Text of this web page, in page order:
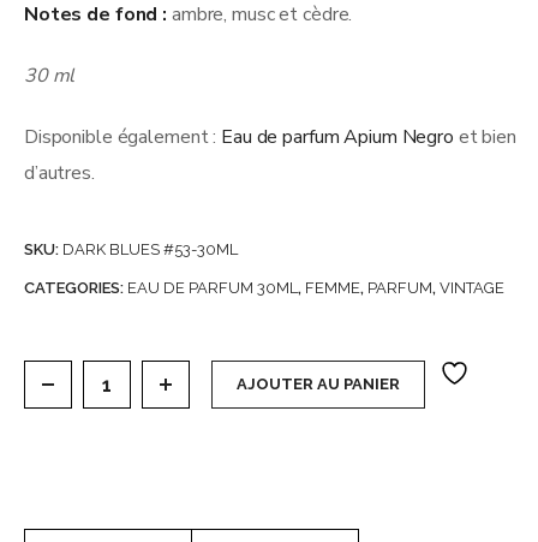
Notes de fond : ambre, musc et cèdre.
30 ml
Disponible également : Eau de parfum Apium Negro et bien
d’autres.
SKU: DARK BLUES #53-30ML
CATEGORIES: EAU DE PARFUM 30ML, FEMME, PARFUM, VINTAGE
Carton de 30 Eaux de parfum 30 ml (soit 1,47€
AJOUTER AU PANIER